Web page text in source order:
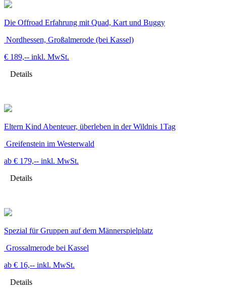
Die Offroad Erfahrung mit Quad, Kart und Buggy
Nordhessen, Großalmerode (bei Kassel)
€ 189,-- inkl. MwSt.
Details
Eltern Kind Abenteuer, überleben in der Wildnis 1Tag
Greifenstein im Westerwald
ab € 179,-- inkl. MwSt.
Details
Spezial für Gruppen auf dem Männerspielplatz
Grossalmerode bei Kassel
ab € 16,-- inkl. MwSt.
Details